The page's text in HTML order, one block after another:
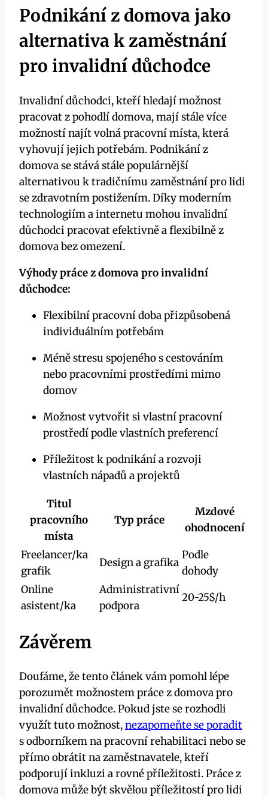
Podnikání z domova jako
alternativa k zaměstnání
pro invalidní důchodce
Invalidní důchodci, kteří hledají možnost
pracovat z pohodlí domova, mají stále více
možností najít volná pracovní místa, která
vyhovují jejich potřebám. Podnikání z
domova se stává stále populárnější
alternativou k tradičnímu zaměstnání pro lidi
se zdravotním postižením. Díky moderním
technologiím a internetu mohou invalidní
důchodci pracovat efektivně a flexibilně z
domova bez omezení.
Výhody práce z domova pro invalidní
důchodce:
Flexibilní pracovní doba přizpůsobená
individuálním potřebám
Méně stresu spojeného s cestováním
nebo pracovními prostředími mimo
domov
Možnost vytvořit si vlastní pracovní
prostředí podle vlastních preferencí
Příležitost k podnikání a rozvoji
vlastních nápadů a projektů
Titul
pracovního
místa
Typ práce
Mzdové
ohodnocení
Freelancer/ka
grafik
Design a grafika
Podle
dohody
Online
asistent/ka
Administrativní
podpora
20-25$/h
Závěrem
Doufáme, že tento článek vám pomohl lépe
porozumět možnostem práce z domova pro
invalidní důchodce. Pokud jste se rozhodli
využít tuto možnost,nezapomeňte se poradit
s odborníkem na pracovní rehabilitaci nebo se
přímo obrátit na zaměstnavatele, kteří
podporují inkluzi a rovné příležitosti. Práce z
domova může být skvělou příležitostí pro lidi